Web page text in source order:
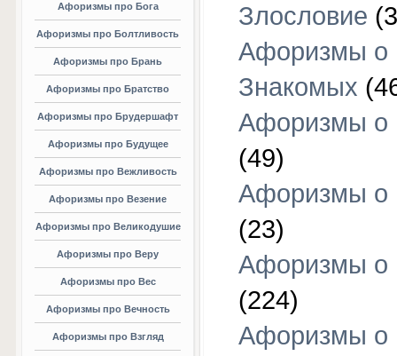
Афоризмы про Бога
Афоризмы про Болтливость
Афоризмы про Брань
Афоризмы про Братство
Афоризмы про Брудершафт
Афоризмы про Будущее
Афоризмы про Вежливость
Афоризмы про Везение
Афоризмы про Великодушие
Афоризмы про Веру
Афоризмы про Вес
Афоризмы про Вечность
Афоризмы про Взгляд
Злословие
Афоризмы о
Знакомых
Афоризмы о
(49)
Афоризмы о
(23)
Афоризмы о
(224)
Афоризмы о